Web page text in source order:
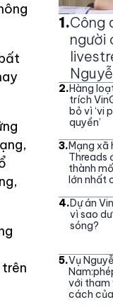
1.Công
người
2.Hàng
trích
bỏ vì ‘vi
quyền’
3.Mạng xã
Threads
thành
lớn nhất
4.Dự án
vì sao
sóng?
5.Vụ
với tham
cách